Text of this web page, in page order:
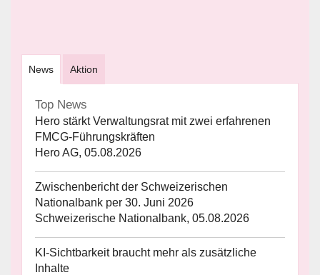
News Aktion
Top News
Hero stärkt Verwaltungsrat mit zwei erfahrenen
FMCG-Führungskräften
Hero AG, 05.08.2026
Zwischenbericht der Schweizerischen
Nationalbank per 30. Juni 2026
Schweizerische Nationalbank, 05.08.2026
KI-Sichtbarkeit braucht mehr als zusätzliche
Inhalte